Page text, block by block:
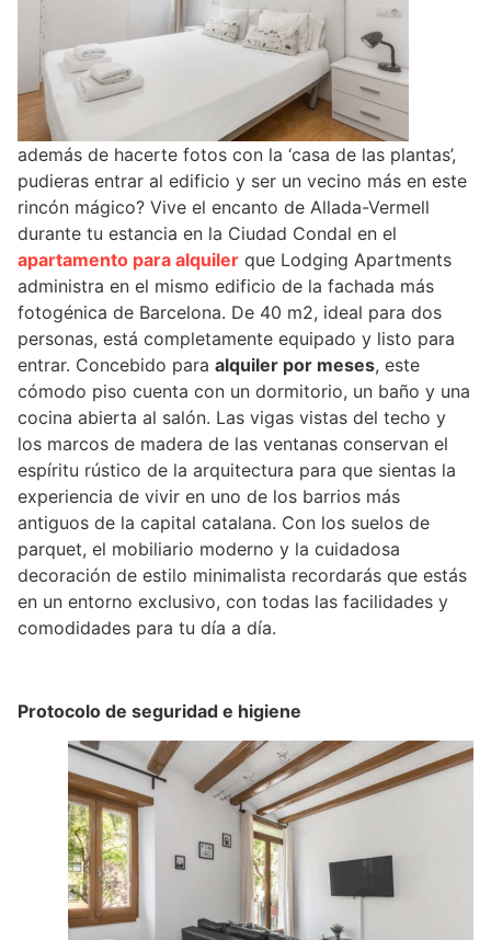
además de hacerte fotos con la ‘casa de las plantas’,
pudieras entrar al edificio y ser un vecino más en este
rincón mágico? Vive el encanto de Allada-Vermell
durante tu estancia en la Ciudad Condal en el
apartamento para alquiler que Lodging Apartments
administra en el mismo edificio de la fachada más
fotogénica de Barcelona. De 40 m2, ideal para dos
personas, está completamente equipado y listo para
entrar. Concebido para alquiler por meses, este
cómodo piso cuenta con un dormitorio, un baño y una
cocina abierta al salón. Las vigas vistas del techo y
los marcos de madera de las ventanas conservan el
espíritu rústico de la arquitectura para que sientas la
experiencia de vivir en uno de los barrios más
antiguos de la capital catalana. Con los suelos de
parquet, el mobiliario moderno y la cuidadosa
decoración de estilo minimalista recordarás que estás
en un entorno exclusivo, con todas las facilidades y
comodidades para tu día a día.
Protocolo de seguridad e higiene